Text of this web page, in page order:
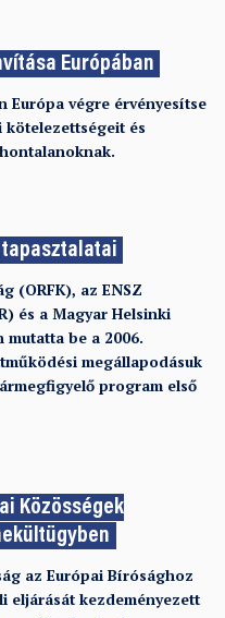
Európában
Európa végre érvényesítse
és
(ORFK), az ENSZ
és a Magyar Helsinki
be a 2006.
megállapodásuk
program első
Közösségek
az Európai Bírósághoz
eljárását kezdeményezett